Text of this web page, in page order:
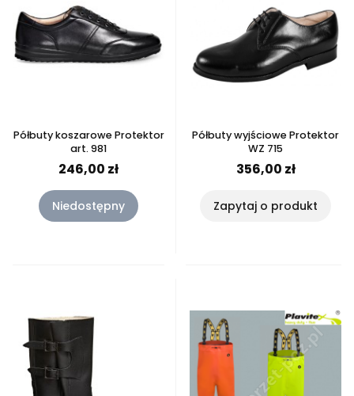
Półbuty koszarowe Protektor
art. 981
246,00 zł
Niedostępny
Półbuty wyjściowe Protektor
WZ 715
356,00 zł
Zapytaj o produkt